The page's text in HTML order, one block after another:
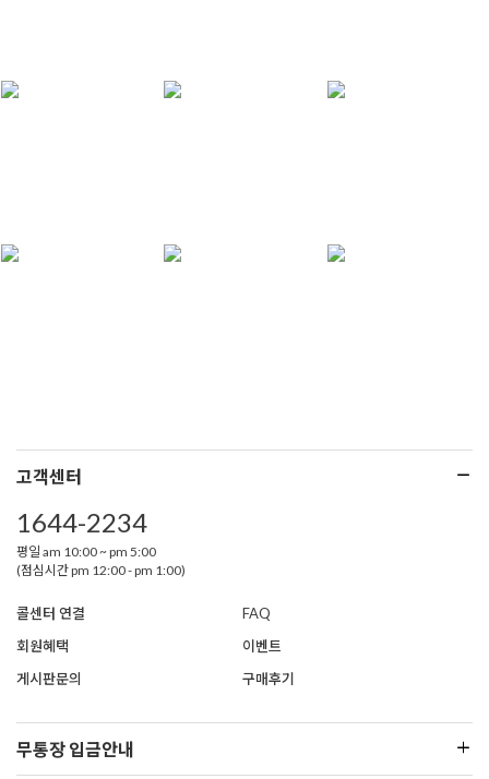
고객센터
1644-2234
평일 am 10:00 ~ pm 5:00
(점심시간 pm 12:00 - pm 1:00)
콜센터 연결
FAQ
회원혜택
이벤트
게시판문의
구매후기
무통장 입금안내